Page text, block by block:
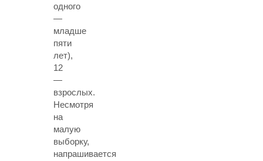
одного
—
младше
пяти
лет),
12
—
взрослых.
Несмотря
на
малую
выборку,
напрашивается